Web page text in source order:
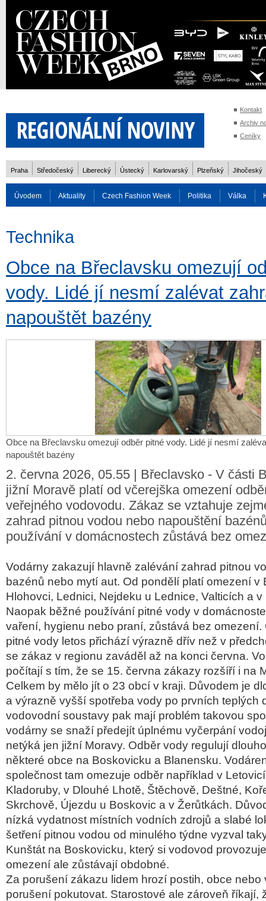
Kontakt
Archiv
Ceníky
Praha Středočeský Liberecký Ústecký Karlovarský Plzeňský Jihočeský
Úvodem Aktuality Czech Fashion Week Politika Válka
Technika
Obce na Břeclavsku omezují
vody. Lidé jí nesmí zalévat
napouštět bazény
Obce na Břeclavsku omezují odběr pitné vody. Lidé jí nesmí
napouštět bazény
2. června 2026, 05.55 | Břeclavsko - V části
jižní Moravě platí od včerejška omezení
veřejného vodovodu. Zákaz se vztahuje
zahrad pitnou vodou nebo napouštění
používání v domácnostech zůstává bez
Vodárny zakazují hlavně zalévání zahrad pitnou
bazénů nebo mytí aut. Od pondělí platí omezení v
Hlohovci, Lednici, Nejdeku u Lednice, Valticích a v
Naopak běžné používání pitné vody v
vaření, hygienu nebo praní, zůstává bez omezení.
pitné vody letos přichází výrazně dřív než v
se zákaz v regionu zaváděl až na konci června.
počítají s tím, že se 15. června zákazy rozšíří i na
Celkem by mělo jít o 23 obcí v kraji. Důvodem je
a výrazně vyšší spotřeba vody po prvních teplých
vodovodní soustavy pak mají problém takovou
vodárny se snaží předejít úplnému vyčerpání
netýká jen jižní Moravy. Odběr vody regulují
některé obce na Boskovicku a Blanensku.
společnost tam omezuje odběr například v
Kladoruby, v Dlouhé Lhotě, Štěchově, Deštné,
Skrchově, Újezdu u Boskovic a v Žerůtkách.
nízká vydatnost místních vodních zdrojů a slabé
šetření pitnou vodou od minulého týdne vyzval
Kunštát na Boskovicku, který si vodovod
omezení ale zůstávají obdobné.
Za porušení zákazu lidem hrozí postih, obce nebo
porušení pokutovat. Starostové ale zároveň říkají,